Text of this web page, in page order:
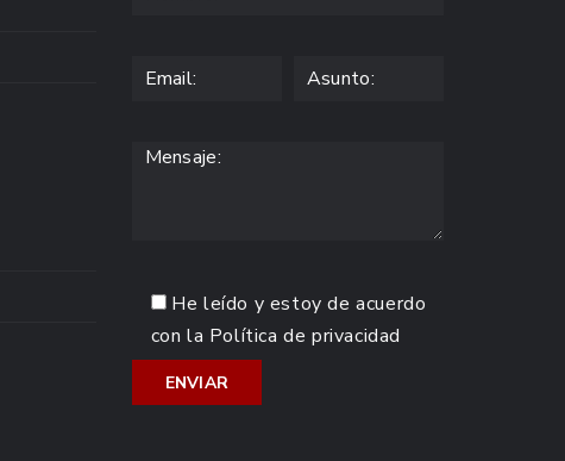
He leído y estoy de acuerdo
con la Política de privacidad